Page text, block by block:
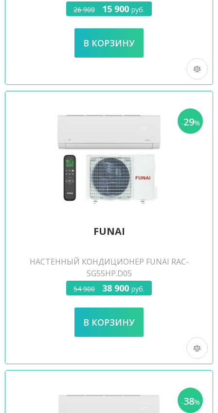
26 900 15 900 руб.
-29%
FUNAI
НАСТЕННЫЙ КОНДИЦИОНЕР FUNAI RAC-
SG55HP.D05
54 900 38 900 руб.
-38%